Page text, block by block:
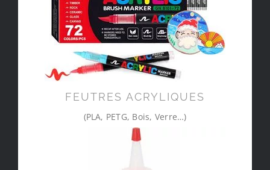
FEUTRES ACRYLIQUES
(PLA, PETG, Bois, Verre…)